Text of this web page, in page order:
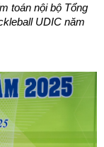
toán nội bộ Tổng
UDIC năm